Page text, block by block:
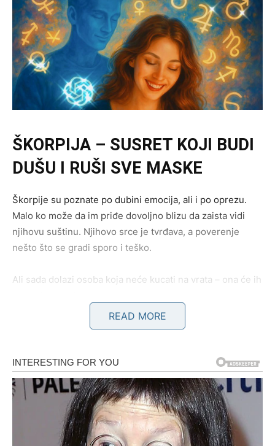
ŠKORPIJA – SUSRET KOJI BUDI
DUŠU I RUŠI SVE MASKE
Škorpije su poznate po dubini emocija, ali i po oprezu.
Malo ko može da im priđe dovoljno blizu da zaista vidi
njihovu suštinu. Njihovo srce je tvrđava, a poverenje
nešto što se gradi sporo i teško.
Ali sada dolazi osoba koja neće kucati na vrata – ona će ih
Ovaj susret neće biti miran. Biće magnetičan, intenzivan i
nešto što ne može da objasni. Kao da se duše prepoznaju
pre nego što um shvati šta se događa.
Ova osoba dolazi da razbije stare obrasce. Da pokaže
Škorpiji da kontrola nije isto što i sigurnost. Da ljubav ne
mora da boli da bi bila stvarna. Da bliskost ne znači
READ MORE